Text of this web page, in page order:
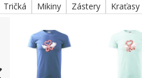
Tričká Mikiny Zástery Kraťasy